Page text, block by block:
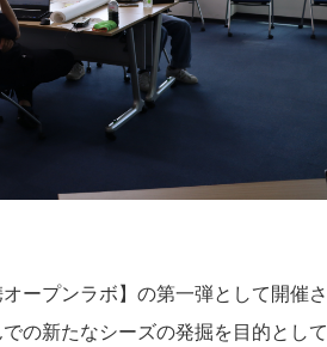
ープンラボ】の第一弾として開催さ
の新たなシーズの発掘を目的として